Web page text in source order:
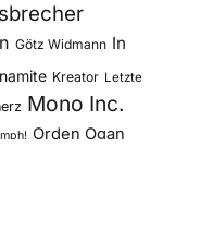
Götz Widmann In
Kreator Letzte
Mono Inc.
Orden Ogan